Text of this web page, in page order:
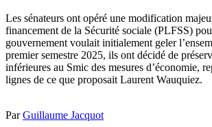
Les sénateurs ont opéré une modification
financement de la Sécurité sociale (PLFSS)
gouvernement voulait initialement geler
premier semestre 2025, ils ont décidé de
inférieures au Smic des mesures d’économie,
lignes de ce que proposait Laurent Wauquiez.
ParGuillaume Jacquot